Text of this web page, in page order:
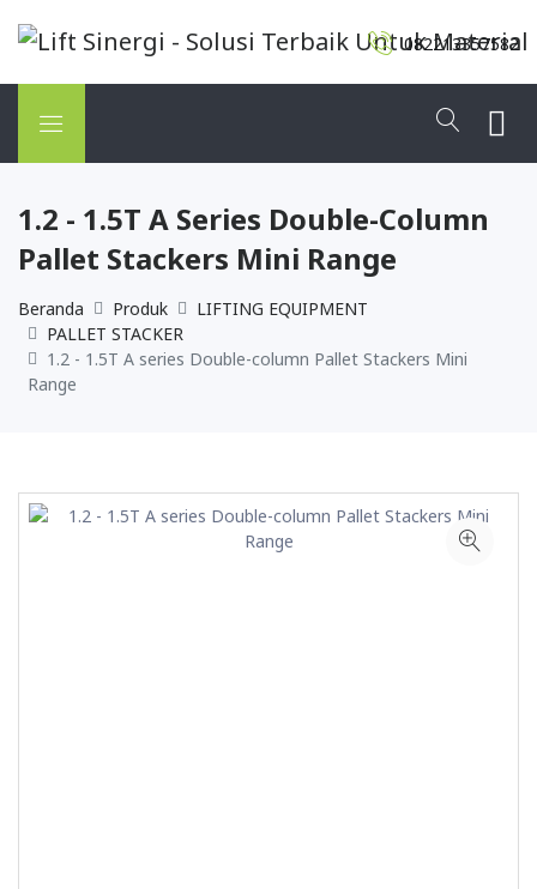
082213357582
1.2 - 1.5T A Series Double-Column
Pallet Stackers Mini Range
Beranda Produk
LIFTING EQUIPMENT
PALLET STACKER
1.2 - 1.5T A series Double-column Pallet Stackers Mini
Range